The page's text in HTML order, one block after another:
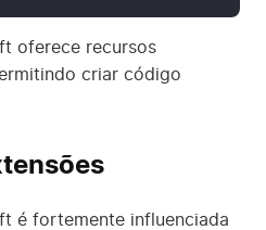
oferece recursos
criar código
é fortemente influenciada